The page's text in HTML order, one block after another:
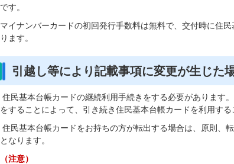
です。
マイナンバーカードの初回発行手数料は無料で、交付時に住
ります。
引越し等により記載事項に変更が生じた
住民基本台帳カードの継続利用手続きをする必要があります
をすることによって、引き続き住民基本台帳カードを利用する
住民基本台帳カードをお持ちの方が転出する場合は、原則、
となります。
（注意）